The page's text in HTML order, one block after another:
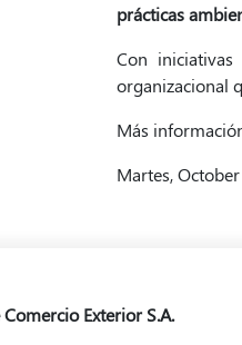
prácticas
Con
organizacional
Más
Martes,
Exterior S.A.